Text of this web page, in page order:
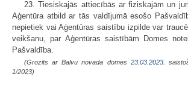
23. Tiesiskajās attiecībās ar fiziskajām un
Aģentūra atbild ar tās valdījumā esošo
nepietiek vai Aģentūras saistību izpilde var
veikšanu, par Aģentūras saistībām Domes
Pašvaldība.
(Grozīts ar Balvu novada domes 23.03.2023.
1/2023)